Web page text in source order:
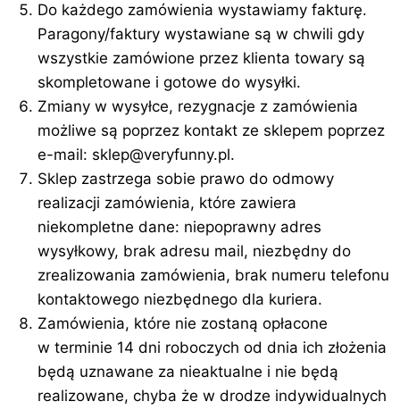
Do każdego zamówienia wystawiamy fakturę.
Paragony/faktury wystawiane są w chwili gdy
wszystkie zamówione przez klienta towary są
skompletowane i gotowe do wysyłki.
Zmiany w wysyłce, rezygnacje z zamówienia
możliwe są poprzez kontakt ze sklepem poprzez
e-mail: sklep@veryfunny.pl.
Sklep zastrzega sobie prawo do odmowy
realizacji zamówienia, które zawiera
niekompletne dane: niepoprawny adres
wysyłkowy, brak adresu mail, niezbędny do
zrealizowania zamówienia, brak numeru telefonu
kontaktowego niezbędnego dla kuriera.
Zamówienia, które nie zostaną opłacone
w terminie 14 dni roboczych od dnia ich złożenia
będą uznawane za nieaktualne i nie będą
realizowane, chyba że w drodze indywidualnych